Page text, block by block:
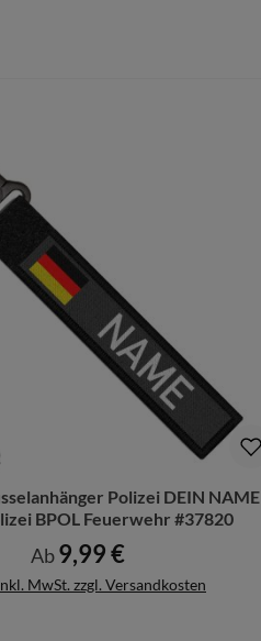
Polizei DEIN NAME
BPOL Feuerwehr #37820
Regulärer Preis:
Ab9,99 €
MwSt. zzgl. Versandkosten